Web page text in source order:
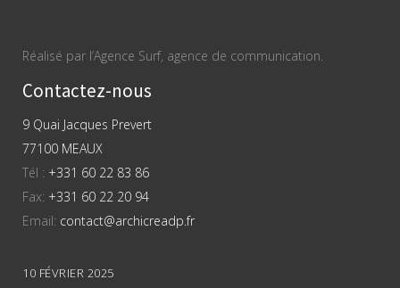
Réalisé par l’Agence Surf, agence de communication.
Contactez-nous
9 Quai Jacques Prevert
77100 MEAUX
Tél : +331 60 22 83 86
Fax: +331 60 22 20 94
Email: contact@archicreadp.fr
10 FÉVRIER 2025